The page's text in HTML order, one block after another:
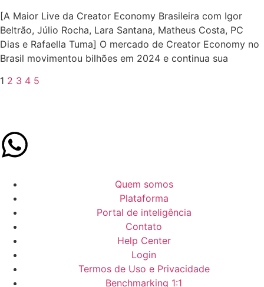
[A Maior Live da Creator Economy Brasileira com Igor
Beltrão, Júlio Rocha, Lara Santana, Matheus Costa, PC
Dias e Rafaella Tuma] O mercado de Creator Economy no
Brasil movimentou bilhões em 2024 e continua sua
1 2 3 4 5
Quem somos
Plataforma
Portal de inteligência
Contato
Help Center
Login
Termos de Uso e Privacidade
Benchmarking 1:1